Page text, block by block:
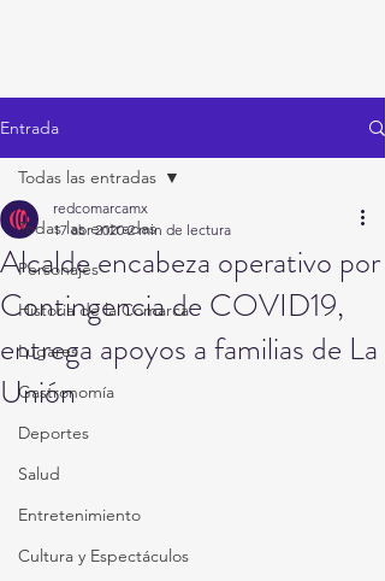
Entrada
Todas las entradas
Personajes
Historia de la Comarca
Lugares
Gastronomía
Deportes
Salud
Entretenimiento
Cultura y Espectáculos
Todas las entradas
Alcalde encabeza operativo por
Contingencia de COVID19,
entrega apoyos a familias de La
Unión
redcomarcamx
17 abr 2020 2 min de lectura